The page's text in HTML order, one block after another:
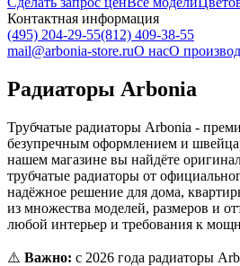
Контактная информация
(495) 204-29-55(812) 409-38-55
mail@arbonia-store.ruО насО
Радиаторы Arbonia
Трубчатые радиаторы Arbonia -
безупречным оформлением и
нашем магазине вы найдёте
трубчатые радиаторы от
надёжное решение для дома,
из множества моделей, размеров и
любой интерьер и требования к
⚠️ Важно: с 2026 года радиаторы